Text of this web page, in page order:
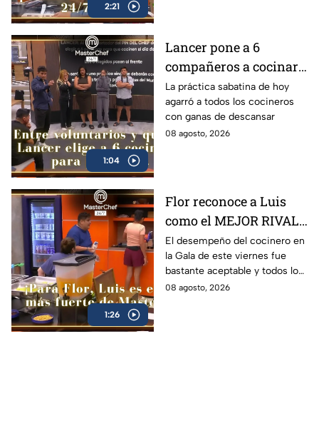
2:21
1:04
Lancer pone a 6
compañeros a cocinar
para TODOS y Luis se
queja: '¿Premio o
castigo?' (VIDEO)
La práctica sabatina de hoy
agarró a todos los cocineros
con ganas de descansar
08 agosto, 2026
1:26
Flor reconoce a Luis
como el MEJOR RIVAL
de MasterChef 24/7: 'Te
vas a quedar' (VIDEO)
El desempeño del cocinero en
la Gala de este viernes fue
bastante aceptable y todos lo
notaron
08 agosto, 2026